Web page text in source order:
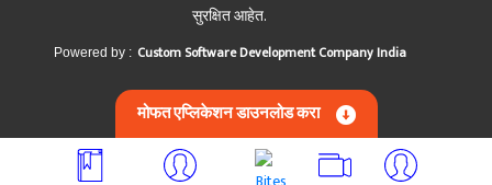
सुरक्षित आहेत.
Powered by : Custom Software Development Company India
मोफत एप्लिकेशन डाउनलोड करा